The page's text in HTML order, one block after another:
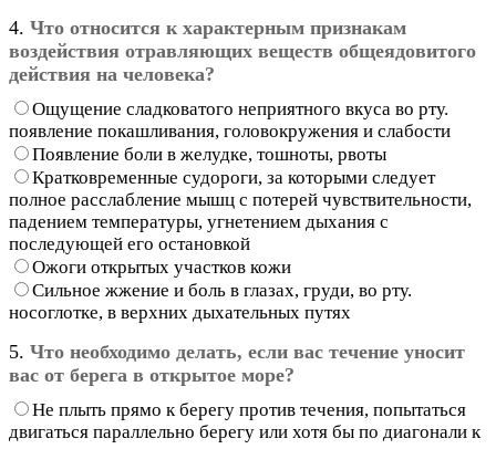
4. Что относится к характерным признакам
воздействия отравляющих веществ общеядовитого
действия на человека?
Ощущение сладковатого неприятного вкуса во рту.
появление покашливания, головокружения и слабости
Появление боли в желудке, тошноты, рвоты
Кратковременные судороги, за которыми следует
полное расслабление мышц с потерей чувствительности,
падением температуры, угнетением дыхания с
последующей его остановкой
Ожоги открытых участков кожи
Сильное жжение и боль в глазах, груди, во рту.
носоглотке, в верхних дыхательных путях
5. Что необходимо делать, если вас течение уносит
вас от берега в открытое море?
Не плыть прямо к берегу против течения, попытаться
двигаться параллельно берегу или хотя бы по диагонали к